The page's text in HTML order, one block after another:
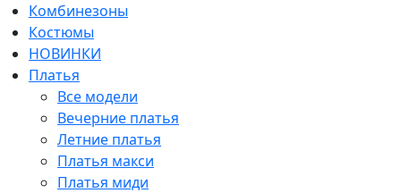
Комбинезоны
Костюмы
НОВИНКИ
Платья
Все модели
Вечерние платья
Летние платья
Платья макси
Платья миди